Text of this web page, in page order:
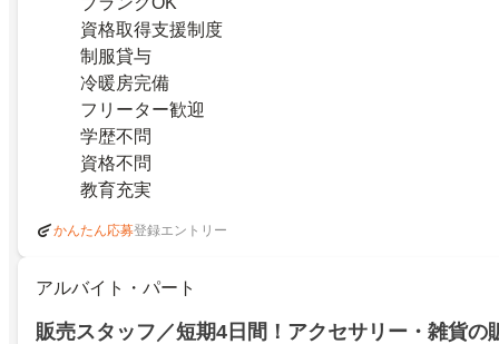
資格取得支援制度
制服貸与
冷暖房完備
フリーター歓迎
学歴不問
資格不問
教育充実
かんたん応募登録エントリー
アルバイト・パート
販売スタッフ／短期4日間！アクセサリー・雑貨の